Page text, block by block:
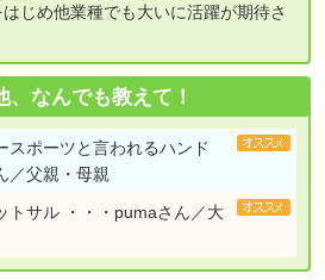
じめ他業種でも大いに活躍が期待さ
、なんでも教えて！
スポーツと言われるハンド
／父親・母親
トサル ・・・pumaさん／大